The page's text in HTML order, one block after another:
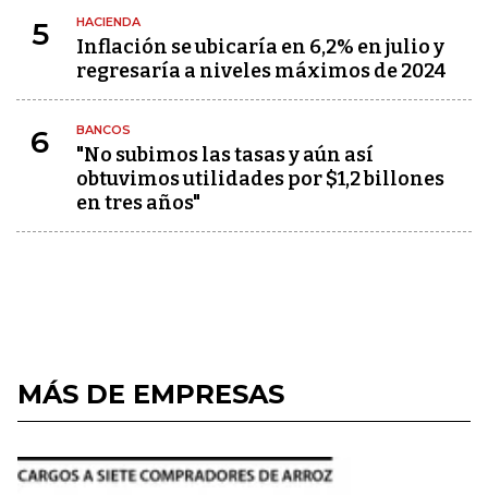
5 HACIENDA
Inflación se ubicaría en 6,2% en julio y
regresaría a niveles máximos de 2024
6 BANCOS
"No subimos las tasas y aún así
obtuvimos utilidades por $1,2 billones
en tres años"
MÁS DE EMPRESAS